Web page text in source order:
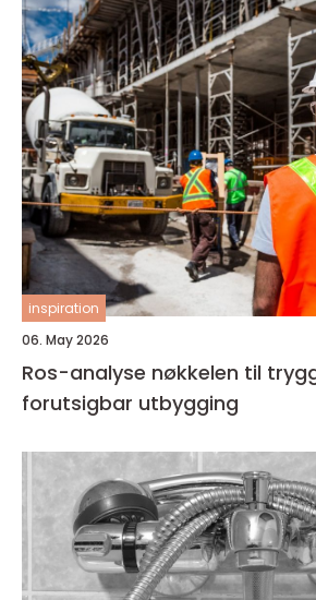
inspiration
06. May 2026
Ros-analyse nøkkelen til trygg og
forutsigbar utbygging